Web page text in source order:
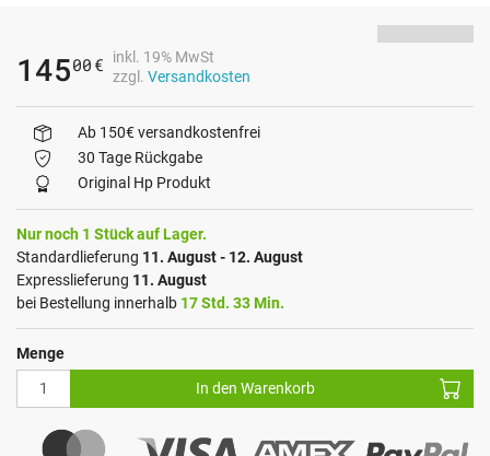
14500 €
inkl. 19% MwSt
zzgl. Versandkosten
Ab 150€ versandkostenfrei
30 Tage Rückgabe
Original Hp Produkt
Nur noch 1 Stück auf Lager.
Standardlieferung 11. August - 12. August
Expresslieferung 11. August
bei Bestellung innerhalb 17 Std. 33 Min.
Menge
In den Warenkorb